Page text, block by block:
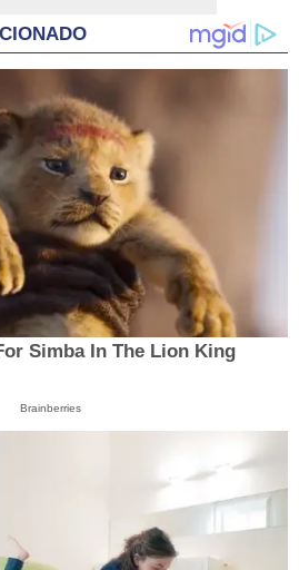
Simba In The Lion King
Brainberries